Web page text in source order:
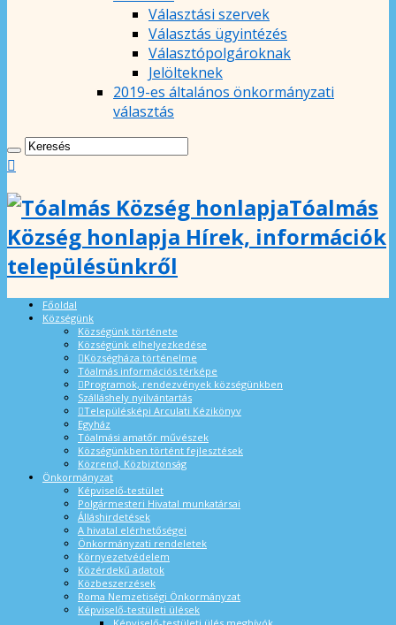
Választási szervek
Választás ügyintézés
Választópolgároknak
Jelölteknek
2019-es általános önkormányzati
választás
Tóalmás
Község honlapja Hírek, információk
településünkről
Főoldal
Községünk
Községünk története
Községünk elhelyezkedése
Községháza történelme
Tóalmás információs térképe
Programok, rendezvények községünkben
Szálláshely nyilvántartás
Településképi Arculati Kézikönyv
Egyház
Tóalmási amatőr művészek
Községünkben történt fejlesztések
Közrend, Közbiztonság
Önkormányzat
Képviselő-testület
Polgármesteri Hivatal munkatársai
Álláshirdetések
A hivatal elérhetőségei
Önkormányzati rendeletek
Környezetvédelem
Közérdekű adatok
Közbeszerzések
Roma Nemzetiségi Önkormányzat
Képviselő-testületi ülések